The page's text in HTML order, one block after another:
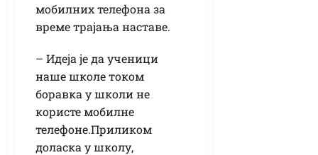
мобилних телефона за
време трајања наставе.
– Идеја је да ученици
наше школе током
боравка у школи не
користе мобилне
телефоне.Приликом
доласка у школу,